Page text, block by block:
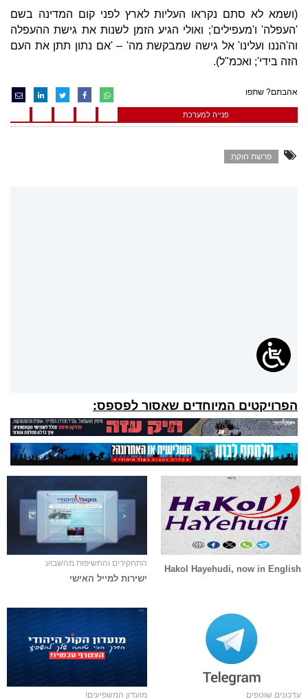
(ושמא לא סתם נקראו העליות לארץ לפני קום המדינה בשם
'העפלה' ו'מעפילים'; ואולי הגיע הזמן לשנות את גישת ההעפלה
וה'הננו ועלינו' אל גישה שמבקשת מה' – 'אם נתון תתן את העם
הזה בידי'; ואכמ"ל).
אהבתם? שתפו
פנייה למערכת
פרשת חוקת
הפרויקטים המיוחדים שאסור לפספס:
Hakol Hayehudi, now in English
התחקירים והחשיפות מהשבוע
ישירות למייל האישי
עדכונים שוטפים מועדון המשפיעים!